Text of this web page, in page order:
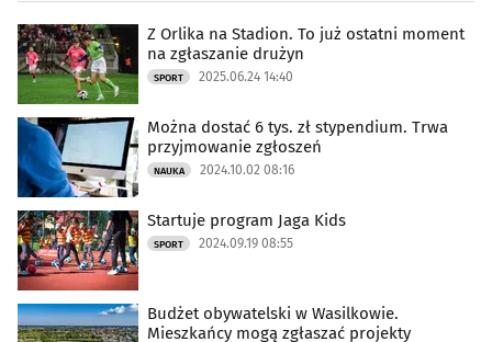
Z Orlika na Stadion. To już ostatni moment
na zgłaszanie drużyn
SPORT 2025.06.24 14:40
Można dostać 6 tys. zł stypendium. Trwa
przyjmowanie zgłoszeń
NAUKA 2024.10.02 08:16
Startuje program Jaga Kids
SPORT 2024.09.19 08:55
Budżet obywatelski w Wasilkowie.
Mieszkańcy mogą zgłaszać projekty